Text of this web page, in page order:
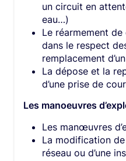
un circuit en
eau…)
Le réarmement
dans le respect
remplacement
La dépose et la
d’une prise de
Les manoeuvres
Les manœuvres
La modification de
réseau ou d’une